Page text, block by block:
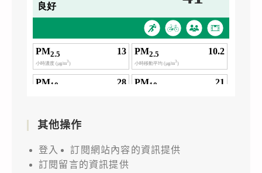
其他操作
登入
訂閱網站內容的資訊提供
訂閱留言的資訊提供